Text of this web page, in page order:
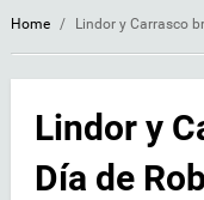
Home / Lindor y Carrasco
Lindor y
Día de